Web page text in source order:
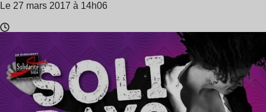
Le 27 mars 2017 à 14h06
lecture